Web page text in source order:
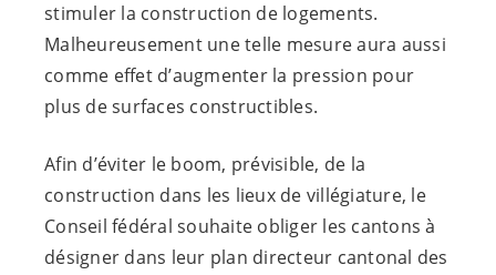
stimuler la construction de logements.
Malheureusement une telle mesure aura aussi
comme effet d’augmenter la pression pour
plus de surfaces constructibles.
Afin d’éviter le boom, prévisible, de la
construction dans les lieux de villégiature, le
Conseil fédéral souhaite obliger les cantons à
désigner dans leur plan directeur cantonal des